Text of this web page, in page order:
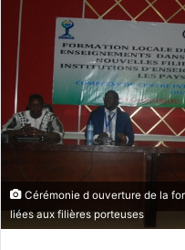
y
r
u
n
c
o
r
i
Cérémonie d ouverture de la
liées aux filières porteuses